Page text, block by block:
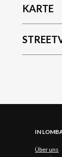
KARTE
IN
Über uns